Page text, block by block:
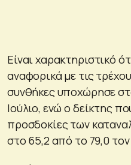
Είναι χαρακτηριστικό
αναφορικά με τις
συνθήκες υποχώρησε
Ιούλιο, ενώ ο δείκτης
προσδοκίες των
στο 65,2 από το 79,0 τον